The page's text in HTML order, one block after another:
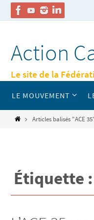
contenu
Action
Le site de la
contenu
LE MOUVEMENT
HomeArticles balisés "ACE
Étiquette :